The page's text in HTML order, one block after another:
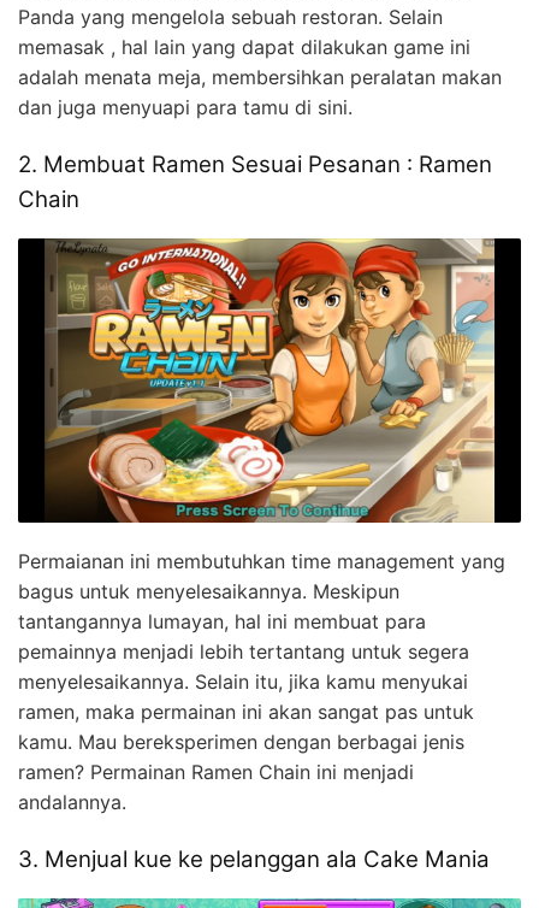
Panda yang mengelola sebuah restoran. Selain
memasak , hal lain yang dapat dilakukan game ini
adalah menata meja, membersihkan peralatan makan
dan juga menyuapi para tamu di sini.
2. Membuat Ramen Sesuai Pesanan : Ramen
Chain
Permaianan ini membutuhkan time management yang
bagus untuk menyelesaikannya. Meskipun
tantangannya lumayan, hal ini membuat para
pemainnya menjadi lebih tertantang untuk segera
menyelesaikannya. Selain itu, jika kamu menyukai
ramen, maka permainan ini akan sangat pas untuk
kamu. Mau bereksperimen dengan berbagai jenis
ramen? Permainan Ramen Chain ini menjadi
andalannya.
3. Menjual kue ke pelanggan ala Cake Mania